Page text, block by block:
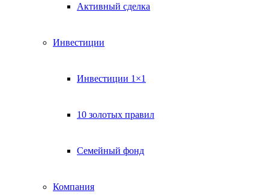
Активный сделка
Инвестиции
Инвестиции 1×1
10 золотых правил
Семейный фонд
Компания